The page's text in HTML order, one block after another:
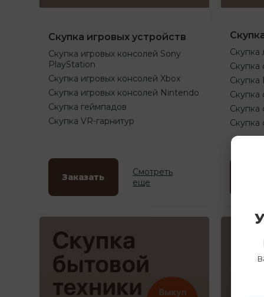
Скупка игровых устройств
Скупка игровых консолей Sony
PlayStation
Скупка игровых консолей Xbox
Скупка игровых консолей Nintendo
Скупка геймпадов
Скупка VR-гарнитур
Заказать
Смотреть
еще
Скупка
Скупка
Скупка
Скупка
Скупка